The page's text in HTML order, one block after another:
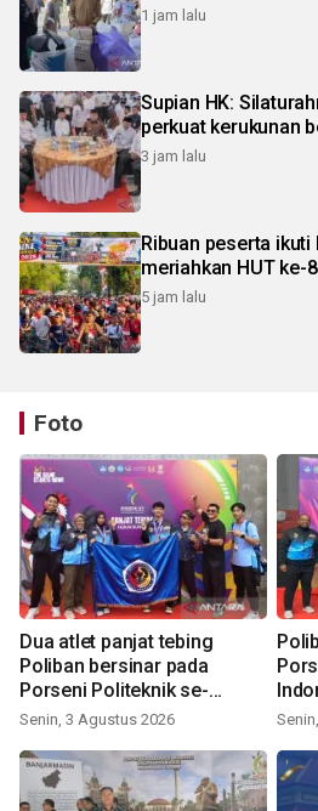
1 jam lalu
Supian HK:
perkuat kerukunan
3 jam lalu
Ribuan peserta ikuti
meriahkan HUT ke-
5 jam lalu
Foto
Dua atlet panjat tebing
Poliban bersinar pada
Porseni Politeknik se-
Indonesia 2026
Senin, 3 Agustus 2026